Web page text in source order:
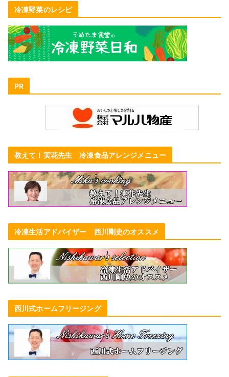
冷凍野菜のレシピ
PR
教えて！実花先生 冷凍食品アレンジメニュー
冷凍生活アドバイザー 西川剛史のオススメ
西川式ホームフリージング